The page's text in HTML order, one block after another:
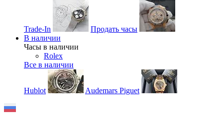
Trade-In
Продать часы
В наличии
Часы в наличии
Rolex
Все в наличии
Hublot Audemars Piguet